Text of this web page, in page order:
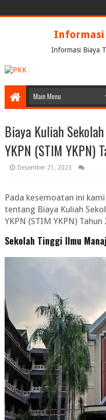
Informasi
Informasi Biaya
Biaya Kuliah
YKPN (STIM YKPN)
Desember 21, 2023
Pada kesemoatan ini
tentang Biaya Kuliah
YKPN (STIM YKPN)
Sekolah Tinggi Ilmu